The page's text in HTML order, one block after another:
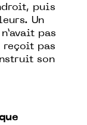
puis
Un
pas
reçoit pas
son